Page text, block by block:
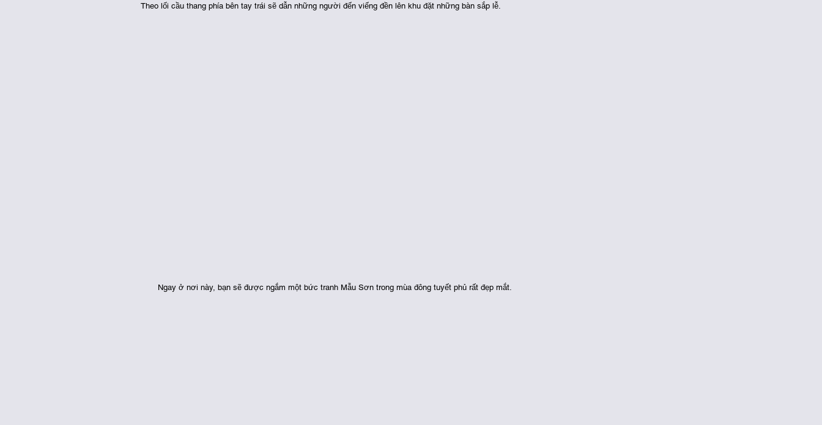
Theo lối cầu thang phía bên tay trái sẽ dẫn những người đến viếng đền lên khu đặt những bàn sắp lễ.
Ngay ở nơi này, bạn sẽ được ngắm một bức tranh Mẫu Sơn trong mùa đông tuyết phủ rất đẹp mắt.